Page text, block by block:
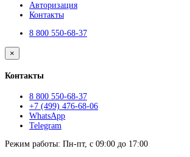
Авторизация
Контакты
8 800 550-68-37
×
Контакты
8 800 550-68-37
+7 (499) 476-68-06
WhatsApp
Telegram
Режим работы: Пн-пт, с 09:00 до 17:00